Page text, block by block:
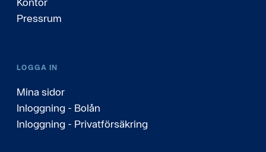
Pressrum
LOGGA IN
Mina sidor
Inloggning - Bolån
Inloggning - Privatförsäkring